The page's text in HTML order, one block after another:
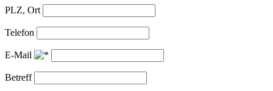
PLZ, Ort
Telefon
E-Mail
Betreff